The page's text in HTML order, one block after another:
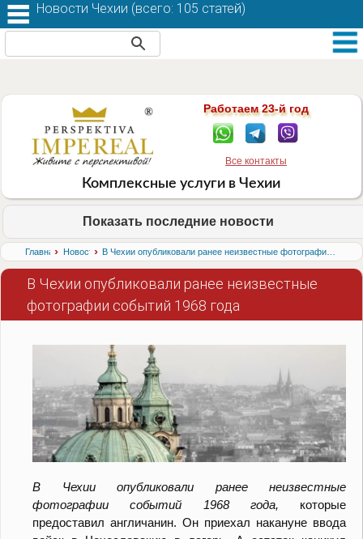
Работаем 23-й год
Все контакты
Комплексные услуги в Чехии
Показать последние новости
Главная
› Новости
› В Чехии опубликовали ранее неизвестные фотографии событий 1968 года
В Чехии опубликовали ранее неизвестные
фотографии событий 1968 года
В Чехии опубликовали ранее неизвестные
фотографии событий 1968 года, которые
предоставил англичанин. Он приехал накануне ввода
Новости Чехии (всего: 105 статей)